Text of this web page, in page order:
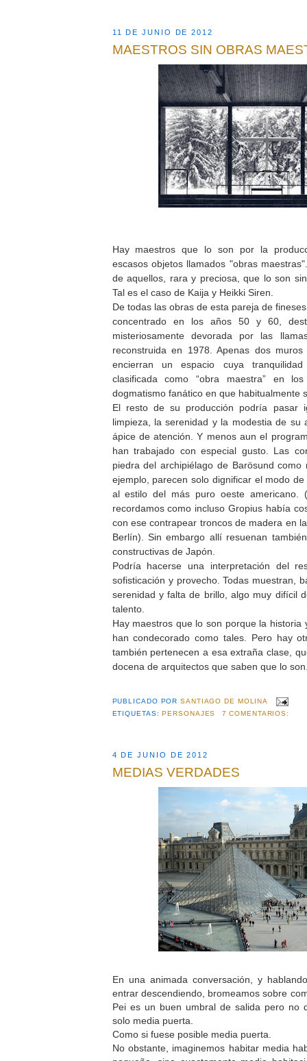
11 DE JUNIO DE 2012
MAESTROS SIN OBRAS
Hay maestros que lo son por la
escasos objetos llamados "obras
de aquellos, rara y preciosa, que lo son
Tal es el caso de Kaija y Heikki Siren.
De todas las obras de esta pareja de
concentrado en los años 50 y 60,
misteriosamente devorada por las
reconstruida en 1978. Apenas dos
encierran un espacio cuya
clasificada como “obra maestra” en
dogmatismo fanático en que habitualmente
El resto de su producción podría pasar
limpieza, la serenidad y la modestia de su
ápice de atención. Y menos aun el
han trabajado con especial gusto. Las
piedra del archipiélago de Barösund
ejemplo, parecen solo dignificar el modo
al estilo del más puro oeste
recordamos como incluso Gropius había
con ese contrapear troncos de madera en
Berlín). Sin embargo allí resuenan
constructivas de Japón.
Podría hacerse una interpretación del
sofisticación y provecho. Todas muestran,
serenidad y falta de brillo, algo muy difícil
talento.
Hay maestros que lo son porque la historia
han condecorado como tales. Pero hay
también pertenecen a esa extraña clase,
docena de arquitectos que saben que lo
PUBLICADO PORSANTIAGO DE MOLINA
ETIQUETAS:PERSONAJES 7 COMENTARIOS:
4 DE JUNIO DE 2012
MEDIAS VERDADES
En una animada conversación, y
entrar descendiendo, bromeamos sobre
Pei es un buen umbral de salida pero no
solo media puerta.
Como si fuese posible media puerta.
No obstante, imaginemos habitar media